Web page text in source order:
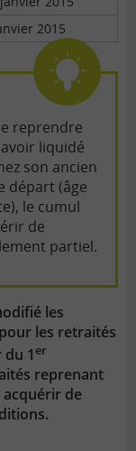
2015
reprendre
liquidé
son ancien
départ (âge
le cumul
de
partiel.
les
les retraités
1 er
reprenant
de